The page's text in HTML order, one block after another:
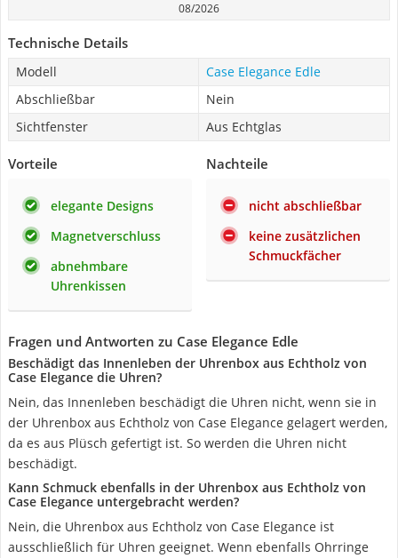
08/2026
Technische Details
Modell
Case Elegance Edle
Abschließbar
Nein
Sichtfenster
Aus Echtglas
Vorteile
elegante Designs
Magnetverschluss
abnehmbare
Uhrenkissen
Nachteile
nicht abschließbar
keine zusätzlichen
Schmuckfächer
Fragen und Antworten zu Case Elegance Edle
Beschädigt das Innenleben der Uhrenbox aus Echtholz von
Case Elegance die Uhren?
Nein, das Innenleben beschädigt die Uhren nicht, wenn sie in
der Uhrenbox aus Echtholz von Case Elegance gelagert werden,
da es aus Plüsch gefertigt ist. So werden die Uhren nicht
beschädigt.
Kann Schmuck ebenfalls in der Uhrenbox aus Echtholz von
Case Elegance untergebracht werden?
Nein, die Uhrenbox aus Echtholz von Case Elegance ist
ausschließlich für Uhren geeignet. Wenn ebenfalls Ohrringe